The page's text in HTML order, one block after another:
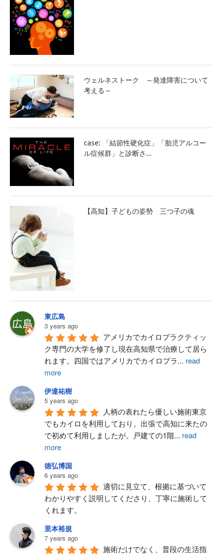
ウェルネストーク ～発達障害について
考える～
case: 「結節性硬化症」「胎児アルコー
ル症候群」と診断さ…
【高知】子どもの姿勢 三つ子の魂
東広島
3 years ago
アメリカでカイロプラクティッ
ク専門の大学を修了し現在高知県で治療して居ら
れます。四国ではアメリカでカイロプラ... read
more
伊達祐樹
5 years ago
人柄の表れたら優しい施術東京
でもカイロを利用しており。出張で高知に来たの
で初めて利用しましたが。戸建ての1階... read
more
徳弘博国
6 years ago
適切に見立て、根拠に基づいて
わかりやすく説明してくださり、丁寧に施術して
くれます。
里本裕規
7 years ago
施術だけでなく、普段の生活指